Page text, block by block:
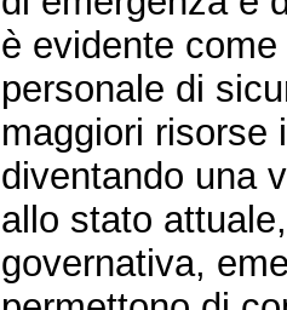
è evidente
personale di
maggiori risorse
diventando una
allo stato
governativa,